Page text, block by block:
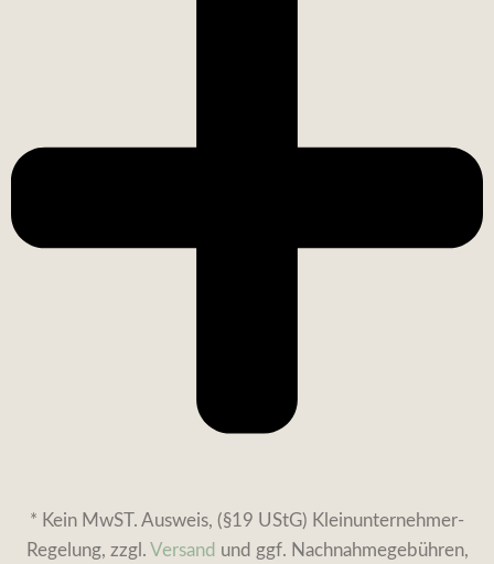
* Kein MwST. Ausweis, (§19 UStG) Kleinunternehmer-
Regelung, zzgl. Versand und ggf. Nachnahmegebühren,